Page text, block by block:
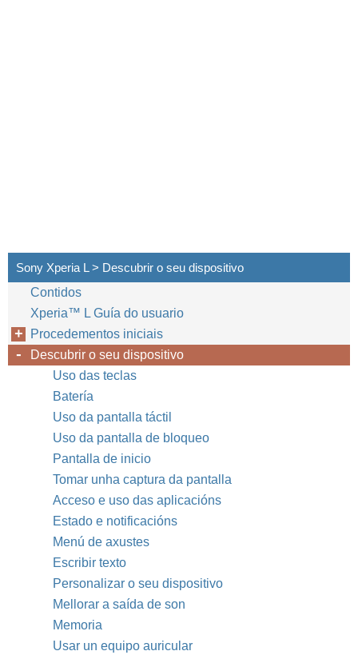
Sony Xperia L > Descubrir o seu dispositivo
Contidos
Xperia™‎ L Guía do usuario
Procedementos iniciais
Descubrir o seu dispositivo
Uso das teclas
Batería
Uso da pantalla táctil
Uso da pantalla de bloqueo
Pantalla de inicio
Tomar unha captura da pantalla
Acceso e uso das aplicacións
Estado e notificacións
Menú de axustes
Escribir texto
Personalizar o seu dispositivo
Mellorar a saída de son
Memoria
Usar un equipo auricular